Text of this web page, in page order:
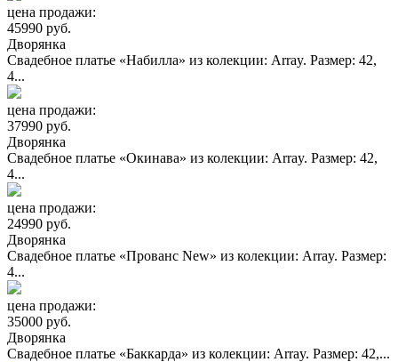
цена продажи:
45990 руб.
Дворянка
Свадебное платье «Набилла» из колекции: Array. Размер: 42,
4...
цена продажи:
37990 руб.
Дворянка
Свадебное платье «Окинава» из колекции: Array. Размер: 42,
4...
цена продажи:
24990 руб.
Дворянка
Свадебное платье «Прованс New» из колекции: Array. Размер:
4...
цена продажи:
35000 руб.
Дворянка
Свадебное платье «Баккарда» из колекции: Array. Размер: 42,...